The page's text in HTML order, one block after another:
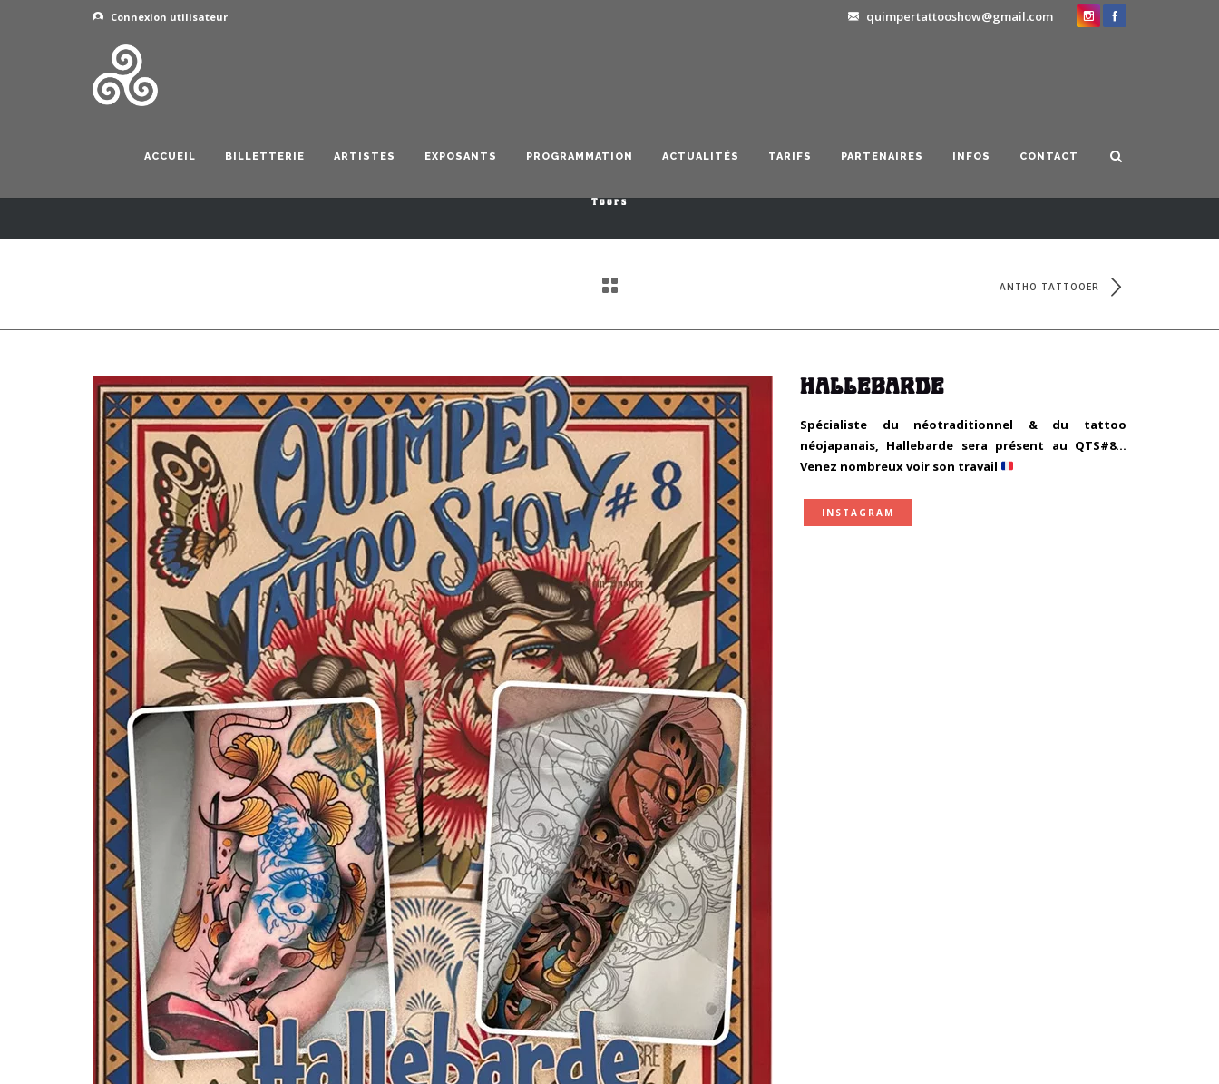
quimpertattooshow@gmail.com
Connexion utilisateur
ACCUEIL BILLETTERIE ARTISTES EXPOSANTS PROGRAMMATION ACTUALITÉS TARIFS PARTENAIRES INFOS CONTACT
Hallebarde
Tours
ANTHO TATTOOER
HALLEBARDE
Spécialiste du néotraditionnel & du tattoo
néojapanais, Hallebarde sera présent au QTS#8…
Venez nombreux voir son travail
INSTAGRAM